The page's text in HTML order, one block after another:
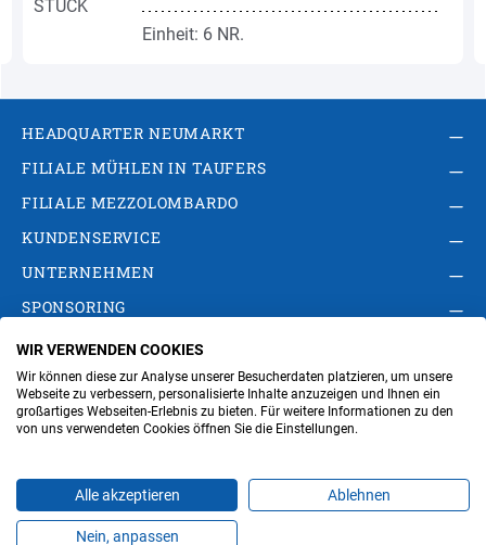
Einheit: 6 NR.
HEADQUARTER NEUMARKT
FILIALE MÜHLEN IN TAUFERS
FILIALE MEZZOLOMBARDO
KUNDENSERVICE
UNTERNEHMEN
SPONSORING
AGB Privacy Policy
Impressum
Cookie-Einstellungen ändern
Verwaltung
WIR VERWENDEN COOKIES
Wir können diese zur Analyse unserer Besucherdaten platzieren, um unsere
Webseite zu verbessern, personalisierte Inhalte anzuzeigen und Ihnen ein
großartiges Webseiten-Erlebnis zu bieten. Für weitere Informationen zu den
von uns verwendeten Cookies öffnen Sie die Einstellungen.
Alle akzeptieren Ablehnen
Nein, anpassen